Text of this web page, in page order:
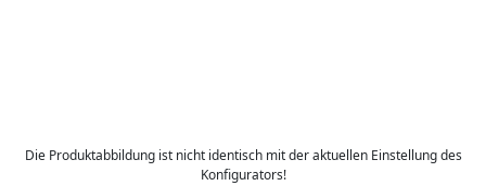
Die Produktabbildung ist nicht identisch mit der aktuellen Einstellung des
Konfigurators!